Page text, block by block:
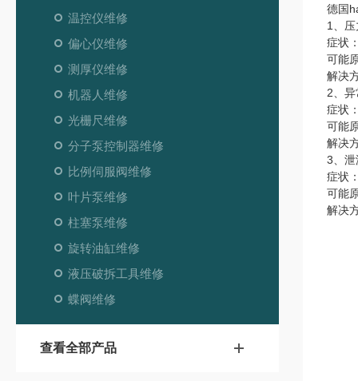
温控仪维修
偏心仪维修
测厚仪维修
机器人维修
光栅尺维修
分子泵控制器维修
比例伺服阀维修
叶片泵维修
柱塞泵维修
旋转油缸维修
液压破拆工具维修
蝶阀维修
查看全部产品
德国
1、
症状
可能
解决
2、
症状
可能
解决
3、泄
症状
可能
解决